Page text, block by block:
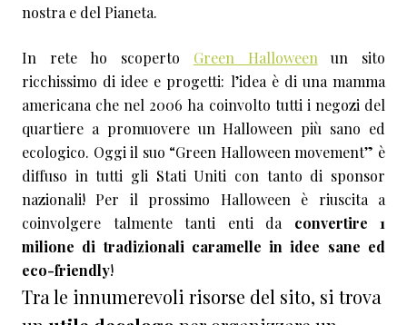
nostra e del Pianeta.
In rete ho scoperto Green Halloween un sito
ricchissimo di idee e progetti: l’idea è di una mamma
americana che nel 2006 ha coinvolto tutti i negozi del
quartiere a promuovere un Halloween più sano ed
ecologico. Oggi il suo “Green Halloween movement” è
diffuso in tutti gli Stati Uniti con tanto di sponsor
nazionali! Per il prossimo Halloween è riuscita a
coinvolgere talmente tanti enti da convertire 1
milione di tradizionali caramelle in idee sane ed
eco-friendly!
Tra le innumerevoli risorse del sito, si trova